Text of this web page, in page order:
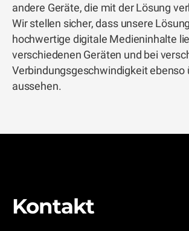
andere Geräte, die mit der Lösung
Wir stellen sicher, dass unsere
hochwertige digitale Medieninhalte
verschiedenen Geräten und bei
Verbindungsgeschwindigkeit ebenso
aussehen.
Kontakt